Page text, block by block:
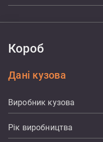
Короб
Дані кузова
Виробник кузова
Рік виробництва